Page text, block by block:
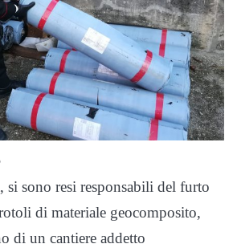
sono resi responsabili del furto
di materiale geocomposito,
di un cantiere addetto